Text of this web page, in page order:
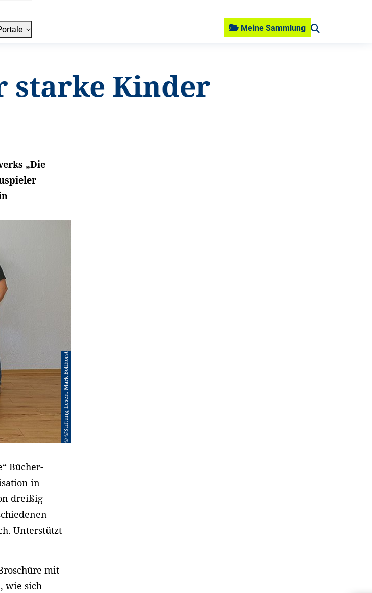
Meine Sammlung
starke Kinder
„Die
© ©Stiftung Lesen, Mark Bollhorst
Bücher-
in
dreißig
Unterstützt
mit
wie sich